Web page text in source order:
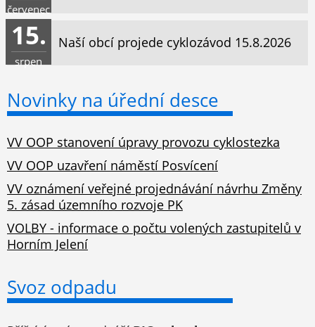
červenec
Naší obcí projede cyklozávod 15.8.2026
15.
srpen
Novinky na úřední desce
VV OOP stanovení úpravy provozu cyklostezka
VV OOP uzavření náměstí Posvícení
VV oznámení veřejné projednávání návrhu Změny
5. zásad územního rozvoje PK
VOLBY - informace o počtu volených zastupitelů v
Horním Jelení
Svoz odpadu